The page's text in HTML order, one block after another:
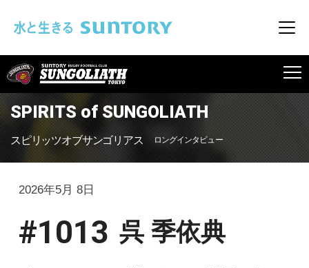
メ
SPIRITS of SUNGOLIATH
スピリッツオブサンゴリアス ロングインタビュー
2026年5月 8日
#1013 呉 季依典